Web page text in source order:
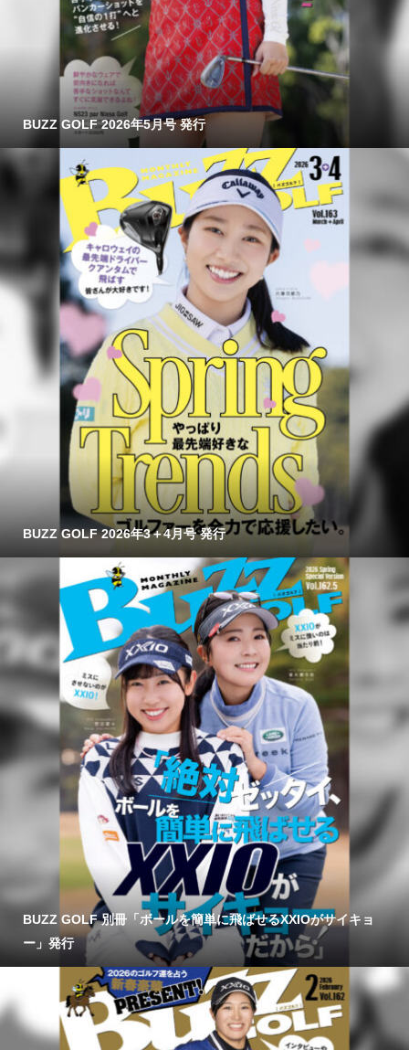
BUZZ GOLF 2026年5月号 発行
BUZZ GOLF 2026年3＋4月号 発行
BUZZ GOLF 別冊「ボールを簡単に飛ばせるXXIOがサイキョ
ー」発行